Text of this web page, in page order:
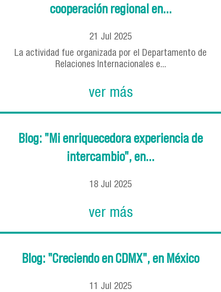
cooperación regional en...
21 Jul 2025
La actividad fue organizada por el Departamento de
Relaciones Internacionales e...
ver más
Blog: "Mi enriquecedora experiencia de
intercambio", en...
18 Jul 2025
ver más
Blog: "Creciendo en CDMX", en México
11 Jul 2025